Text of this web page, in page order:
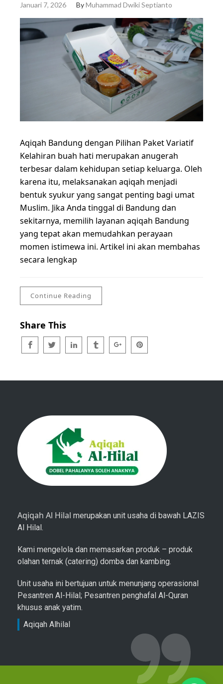
Januari 7, 2026 ByMuhammad Dwiki Septianto
Aqiqah Bandung dengan Pilihan Paket Variatif
Kelahiran buah hati merupakan anugerah
terbesar dalam kehidupan setiap keluarga. Oleh
karena itu, melaksanakan aqiqah menjadi
bentuk syukur yang sangat penting bagi umat
Muslim. Jika Anda tinggal di Bandung dan
sekitarnya, memilih layanan aqiqah Bandung
yang tepat akan memudahkan perayaan
momen istimewa ini. Artikel ini akan membahas
secara lengkap
Continue Reading
Share This
Aqiqah Al Hilal merupakan unit usaha di bawah LAZIS
Al Hilal.
Kami mengelola dan memasarkan produk – produk
olahan ternak (catering) domba dan kambing.
Unit usaha ini bertujuan untuk menunjang operasional
Pesantren Al-Hilal; Pesantren penghafal Al-Quran
khusus anak yatim.
Aqiqah Alhilal